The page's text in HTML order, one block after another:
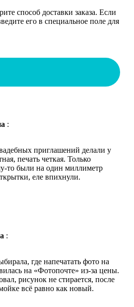
способ доставки заказа. Если
его в специальное поле для
:
приглашений делали у
печать четкая. Только
то были на один миллиметр
еле впихнули.
:
где напечатать фото на
на «Фотопочте» из-за цены.
рисунок не стирается, после
всё равно как новый.